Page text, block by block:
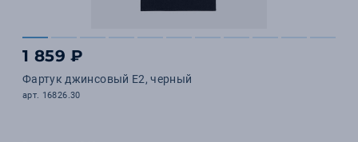
1 859 ₽
Фартук джинсовый E2, черный
арт. 16826.30